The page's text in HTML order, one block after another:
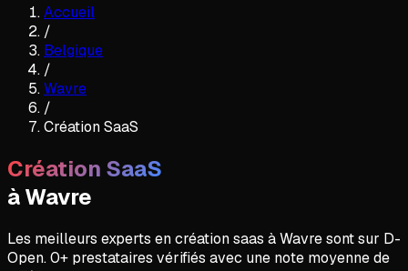
Accueil
/
Belgique
/
Wavre
/
Création SaaS
Création SaaS
àWavre
Les meilleurs experts encréation saas àWavresont sur D-
Open.0+ prestataires vérifiés avec une note moyenne de